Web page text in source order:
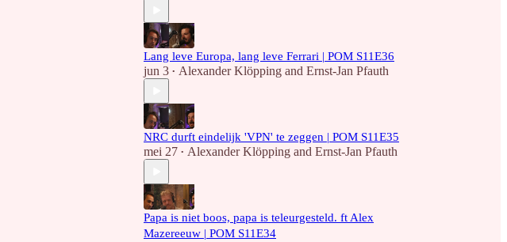
Lang leve Europa, lang leve Ferrari | POM S11E36
jun 3 • Alexander Klöpping and Ernst-Jan Pfauth
NRC durft eindelijk 'VPN' te zeggen | POM S11E35
mei 27 • Alexander Klöpping and Ernst-Jan Pfauth
Papa is niet boos, papa is teleurgesteld. ft Alex
Mazereeuw | POM S11E34